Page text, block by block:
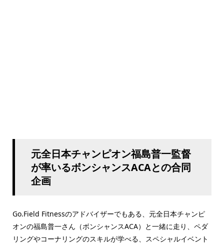
元全日本チャンピオン福島普一監督
が率いるボンシャンスACAとの合同
企画
Go.Field Fitnessのアドバイザーでもある、元全日本チャンピ
オンの福島普一さん（ボンシャンスACA）と一緒に走り、ペダ
リングやコーナリングのスキルが学べる、スペシャルイベント